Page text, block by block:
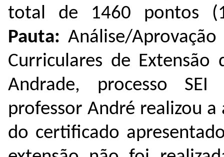
total de 1460 pontos
Pauta: Análise/
Curriculares de
Andrade, processo
professor André realizou
do certificado